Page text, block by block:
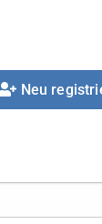
Neu